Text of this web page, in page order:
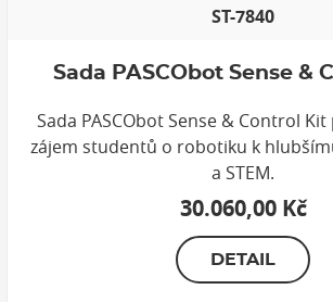
ST-7840
Sada PASCObot Sense &
Sada PASCObot Sense & Control
zájem studentů o robotiku k
a STEM.
30.060,00 Kč
DETAIL